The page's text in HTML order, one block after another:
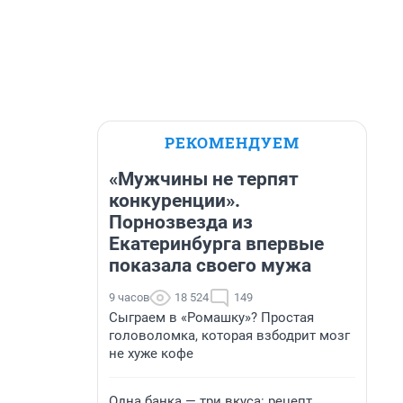
РЕКОМЕНДУЕМ
«Мужчины не терпят
конкуренции».
Порнозвезда из
Екатеринбурга впервые
показала своего мужа
9 часов 18 524 149
Сыграем в «Ромашку»? Простая
головоломка, которая взбодрит мозг
не хуже кофе